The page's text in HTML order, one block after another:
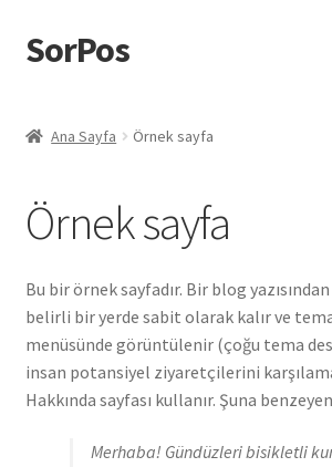
Dolaşıma
geç
İçeriğe
geç
SorPos
Ana Sayfa Örnek sayfa
Örnek sayfa
Bu bir örnek sayfadır. Bir blog
belirli bir yerde sabit olarak kalır ve
menüsünde görüntülenir (çoğu tema
insan potansiyel ziyaretçilerini
Hakkında sayfası kullanır. Şuna
Merhaba! Gündüzleri bisikletli